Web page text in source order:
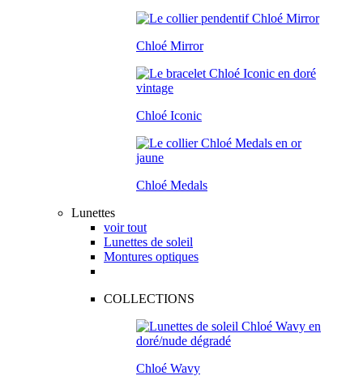
Chloé Mirror
Chloé Iconic
Chloé Medals
Lunettes
voir tout
Lunettes de soleil
Montures optiques
COLLECTIONS
Chloé Wavy